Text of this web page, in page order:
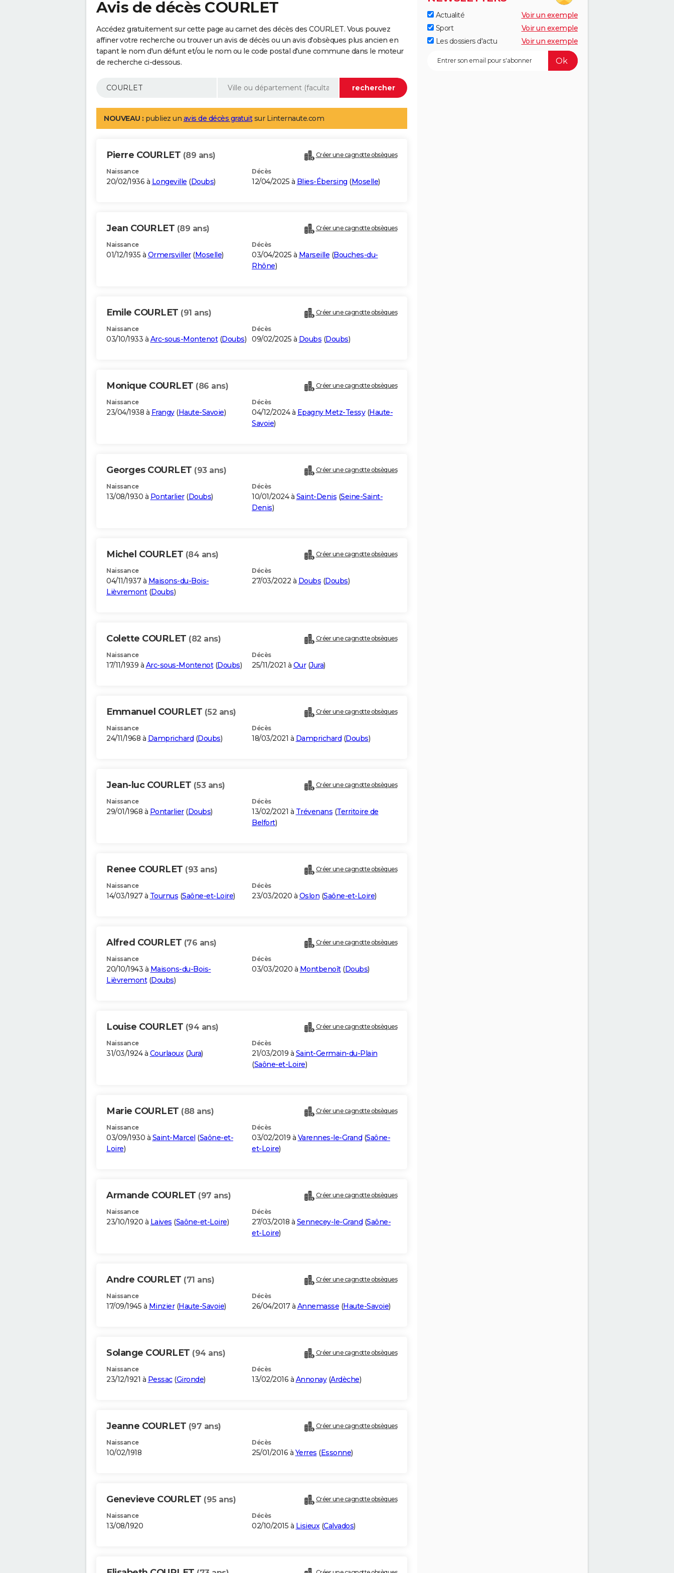
Avis de décès COURLET
Accédez gratuitement sur cette page au carnet des décès des COURLET. Vous pouvez
affiner votre recherche ou trouver un avis de décès ou un avis d'obsèques plus ancien en
tapant le nom d'un défunt et/ou le nom ou le code postal d'une commune dans le moteur
de recherche ci-dessous.
NOUVEAU : publiez un avis de décès gratuitsur Linternaute.com
Pierre COURLET (89 ans) Créer une cagnotte obsèques
Naissance
20/02/1936 à Longeville (Doubs)
Décès
12/04/2025 à Blies-Ébersing (Moselle)
Jean COURLET (89 ans) Créer une cagnotte obsèques
Naissance
01/12/1935 à Ormersviller(Moselle)
Décès
03/04/2025 à Marseille (Bouches-du-
Rhône)
Emile COURLET (91 ans) Créer une cagnotte obsèques
Naissance
03/10/1933 à Arc-sous-Montenot(Doubs)
Décès
09/02/2025 à Doubs (Doubs)
Monique COURLET (86 ans) Créer une cagnotte obsèques
Naissance
23/04/1938 à Frangy(Haute-Savoie)
Décès
04/12/2024 à Epagny Metz-Tessy(Haute-
Savoie)
Georges COURLET (93 ans) Créer une cagnotte obsèques
Naissance
13/08/1930 à Pontarlier(Doubs)
Décès
10/01/2024 à Saint-Denis (Seine-Saint-
Denis)
Michel COURLET (84 ans) Créer une cagnotte obsèques
Naissance
04/11/1937 à Maisons-du-Bois-
Lièvremont(Doubs)
Décès
27/03/2022 à Doubs (Doubs)
Colette COURLET (82 ans) Créer une cagnotte obsèques
Naissance
17/11/1939 à Arc-sous-Montenot(Doubs)
Décès
25/11/2021 à Our(Jura)
Emmanuel COURLET (52 ans) Créer une cagnotte obsèques
Naissance
24/11/1968 à Damprichard (Doubs)
Décès
18/03/2021 à Damprichard (Doubs)
Jean-luc COURLET (53 ans) Créer une cagnotte obsèques
Naissance
29/01/1968 à Pontarlier(Doubs)
Décès
13/02/2021 à Trévenans (Territoire de
Belfort)
Renee COURLET (93 ans) Créer une cagnotte obsèques
Naissance
14/03/1927 à Tournus (Saône-et-Loire)
Décès
23/03/2020 à Oslon (Saône-et-Loire)
Alfred COURLET (76 ans) Créer une cagnotte obsèques
Naissance
20/10/1943 à Maisons-du-Bois-
Lièvremont(Doubs)
Décès
03/03/2020 à Montbenoît(Doubs)
Louise COURLET (94 ans) Créer une cagnotte obsèques
Naissance
31/03/1924 à Courlaoux(Jura)
Décès
21/03/2019 à Saint-Germain-du-Plain
(Saône-et-Loire)
Marie COURLET (88 ans) Créer une cagnotte obsèques
Naissance
03/09/1930 à Saint-Marcel (Saône-et-
Loire)
Décès
03/02/2019 à Varennes-le-Grand (Saône-
et-Loire)
Armande COURLET (97 ans) Créer une cagnotte obsèques
Naissance
23/10/1920 à Laives (Saône-et-Loire)
Décès
27/03/2018 à Sennecey-le-Grand (Saône-
et-Loire)
Andre COURLET (71 ans) Créer une cagnotte obsèques
Naissance
17/09/1945 à Minzier(Haute-Savoie)
Décès
26/04/2017 à Annemasse (Haute-Savoie)
Solange COURLET (94 ans) Créer une cagnotte obsèques
Naissance
23/12/1921 à Pessac(Gironde)
Décès
13/02/2016 à Annonay(Ardèche)
Jeanne COURLET (97 ans) Créer une cagnotte obsèques
Naissance
10/02/1918
Décès
25/01/2016 à Yerres (Essonne)
Genevieve COURLET (95 ans) Créer une cagnotte obsèques
Naissance
13/08/1920
Décès
02/10/2015 à Lisieux(Calvados)
Actualité
Voir un exemple
Sport
Voir un exemple
Les dossiers d'actu
Voir un exemple